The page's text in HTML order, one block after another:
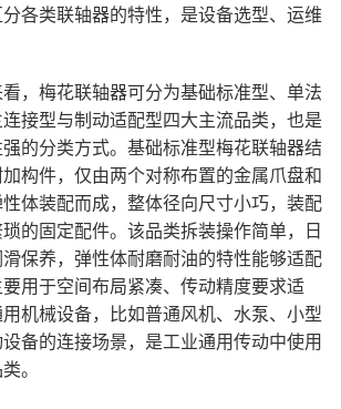
各类联轴器的特性，是设备选型、运维
，梅花联轴器可分为基础标准型、单法
接型与制动适配型四大主流品类，也是
的分类方式。基础标准型梅花联轴器结
构件，仅由两个对称布置的金属爪盘和
体装配而成，整体径向尺寸小巧，装配
的固定配件。该品类拆装操作简单，日
保养，弹性体耐磨耐油的特性能够适配
用于空间布局紧凑、传动精度要求适
机械设备，比如普通风机、水泵、小型
备的连接场景，是工业通用传动中使用
。